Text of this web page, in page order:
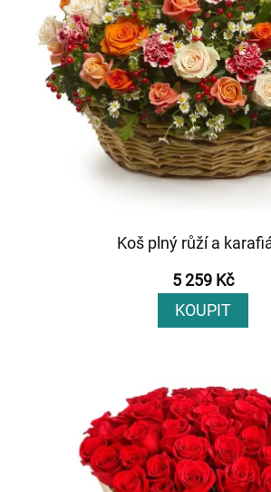
Koš plný růží a
5 259 Kč
KOUPIT